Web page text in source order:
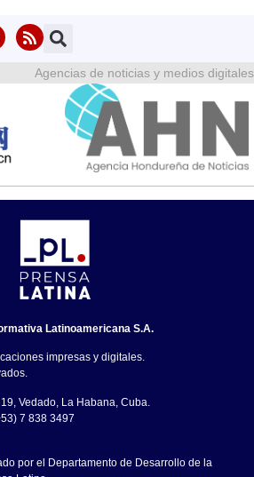
Agencias de noticias y medios digitales
Latinoamericana S.A.
impresas y digitales.
Vedado, La Habana, Cuba.
7 838 3497
por el Departamento de Desarrollo de la